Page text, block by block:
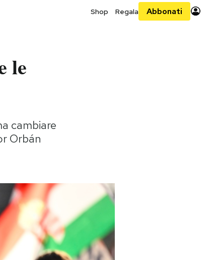
Shop Regala Abbonati
le
cambiare
Orbán